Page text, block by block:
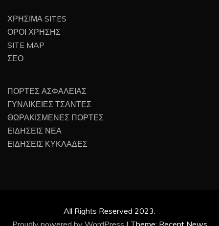
ΧΡΗΣΙΜΑ SITES
ΟΡΟΙ ΧΡΗΣΗΣ
SITE MAP
ΣΕΟ
ΠΟΡΤΕΣ ΑΣΦΑΛΕΙΑΣ
ΓΥΝΑΙΚΕΙΕΣ ΤΣΑΝΤΕΣ
ΘΩΡΑΚΙΣΜΕΝΕΣ ΠΟΡΤΕΣ
ΕΙΔΗΣΕΙΣ ΝΕΑ
ΕΙΔΗΣΕΙΣ ΚΥΚΛΑΔΕΣ
All Rights Reserved 2023.